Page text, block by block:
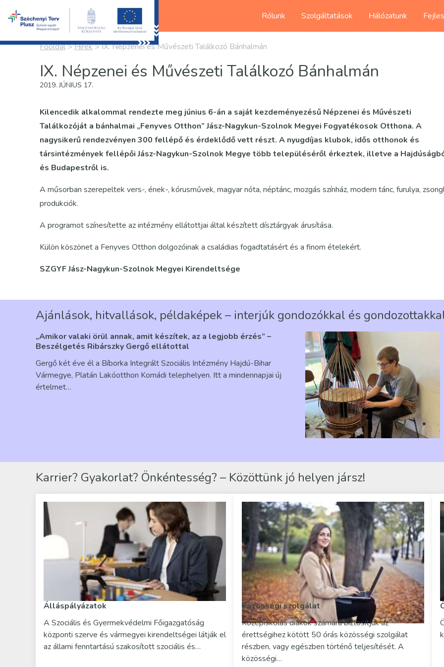
Rólunk Szolgáltatások Hálózatunk
Főoldal>Hírek>IX. Népzenei és Művészeti Találkozó Bánhalmán
IX. Népzenei és Művészeti Találkozó Bánhalmán
2019. JÚNIUS 17.
Kilencedik alkalommal rendezte meg június 6-án a saját kezdeményezésű Népzenei és Művészeti
Találkozóját a bánhalmai „Fenyves Otthon” Jász-Nagykun-Szolnok Megyei Fogyatékosok Otthona. A
nagysikerű rendezvényen 300 fellépő és érdeklődő vett részt. A nyugdíjas klubok, idős otthonok és
társintézmények fellépői Jász-Nagykun-Szolnok Megye több településéről érkeztek, illetve a
és Budapestről is.
A műsorban szerepeltek vers-, ének-, kórusművek, magyar nóta, néptánc, mozgás színház, modern tánc, furulya,
produkciók.
A programot színesítette az intézmény ellátottjai által készített dísztárgyak árusítása.
Külön köszönet a Fenyves Otthon dolgozóinak a családias fogadtatásért és a finom ételekért.
SZGYF Jász-Nagykun-Szolnok Megyei Kirendeltsége
Ajánlások, hitvallások, példaképek – interjúk gondozókkal és
„Amikor valaki örül annak, amit készítek, az a legjobb érzés” –
Beszélgetés Ribárszky Gergő ellátottal
Gergő két éve él a Bíborka Integrált Szociális Intézmény Hajdú-Bihar
Vármegye, Platán Lakóotthon Komádi telephelyen. Itt a mindennapjai új
értelmet…
Karrier? Gyakorlat? Önkéntesség? – Közöttünk jó helyen jársz!
Álláspályázatok
A Szociális és Gyermekvédelmi Főigazgatóság
központi szerve és vármegyei kirendeltségei látják el
az állami fenntartású szakosított szociális és…
Közösségi szolgálat
Középiskolás diákok számára biztosítjuk az
érettségihez kötött 50 órás közösségi szolgálat
részben, vagy egészben történő teljesítését. A
közösségi…